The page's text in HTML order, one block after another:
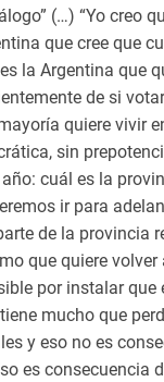
(…) “Yo creo
que cree que
la Argentina que
de si
quiere vivir
sin
cuál es la
ir para
de la provincia
que quiere volver
por instalar que
mucho que
y eso no es
es consecuencia